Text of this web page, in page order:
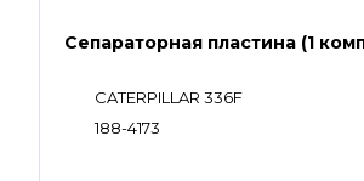
Сепараторная пластина (1
CATERPILLAR 336F
188-4173